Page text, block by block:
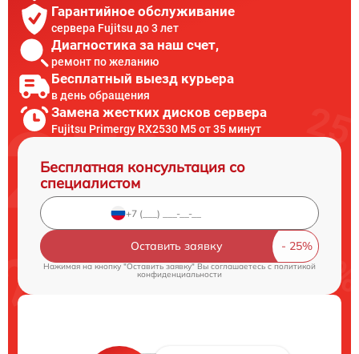
Гарантийное обслуживание
сервера Fujitsu до 3 лет
Диагностика за наш счет,
ремонт по желанию
Бесплатный выезд курьера
в день обращения
Замена жестких дисков сервера
Fujitsu Primergy RX2530 M5 от 35 минут
Бесплатная консультация со
специалистом
Оставить заявку
Нажимая на кнопку "Оставить заявку" Вы соглашаетесь cполитикой
конфиденциальности